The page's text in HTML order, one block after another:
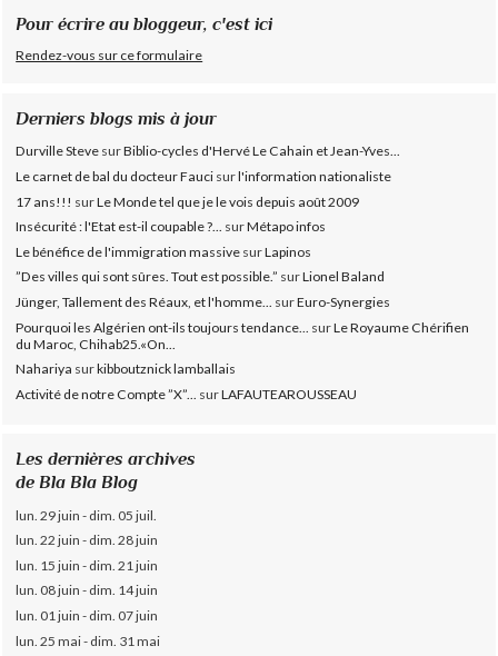
Pour écrire au bloggeur, c'est ici
Rendez-vous sur ce formulaire
Derniers blogs mis à jour
Durville Steve surBiblio-cycles d'Hervé Le Cahain et Jean-Yves...
Le carnet de bal du docteur Fauci surl'information nationaliste
17 ans!!! surLe Monde tel que je le vois depuis août 2009
Insécurité : l'Etat est-il coupable ?... surMétapo infos
Le bénéfice de l'immigration massive surLapinos
”Des villes qui sont sûres. Tout est possible.” surLionel Baland
Jünger, Tallement des Réaux, et l'homme... surEuro-Synergies
Pourquoi les Algérien ont-ils toujours tendance...
surLe Royaume Chérifien
du Maroc, Chihab25.«On...
Nahariya surkibboutznick lamballais
Activité de notre Compte ”X”...
surLAFAUTEAROUSSEAU
Les dernières archives
de Bla Bla Blog
lun. 29 juin - dim. 05 juil.
lun. 22 juin - dim. 28 juin
lun. 15 juin - dim. 21 juin
lun. 08 juin - dim. 14 juin
lun. 01 juin - dim. 07 juin
lun. 25 mai - dim. 31 mai